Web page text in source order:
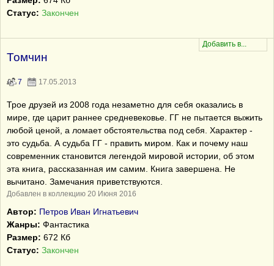
Статус: Закончен
Томчин
7 17.05.2013
Трое друзей из 2008 года незаметно для себя оказались в
мире, где царит раннее средневековье. ГГ не пытается выжить
любой ценой, а ломает обстоятельства под себя. Характер -
это судьба. А судьба ГГ - править миром. Как и почему наш
современник становится легендой мировой истории, об этом
эта книга, рассказанная им самим. Книга завершена. Не
вычитано. Замечания приветствуются.
Добавлен в коллекцию 20 Июня 2016
Автор: Петров Иван Игнатьевич
Жанры: Фантастика
Размер: 672 Кб
Статус: Закончен